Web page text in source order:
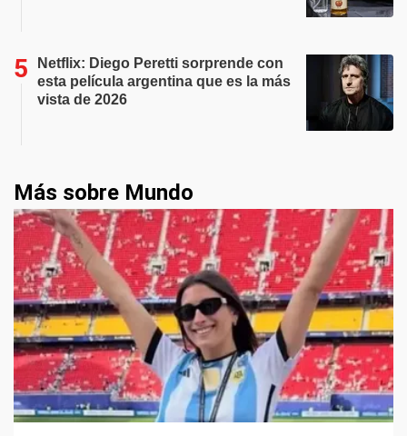
Netflix: Diego Peretti sorprende con
esta película argentina que es la más
vista de 2026
Más sobre Mundo